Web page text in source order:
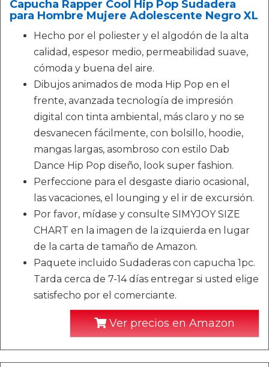
Capucha Rapper Cool Hip Pop Sudadera
para Hombre Mujere Adolescente Negro XL
Hecho por el poliester y el algodón de la alta
calidad, espesor medio, permeabilidad suave,
cómoda y buena del aire.
Dibujos animados de moda Hip Pop en el
frente, avanzada tecnología de impresión
digital con tinta ambiental, más claro y no se
desvanecen fácilmente, con bolsillo, hoodie,
mangas largas, asombroso con estilo Dab
Dance Hip Pop diseño, look super fashion.
Perfeccione para el desgaste diario ocasional,
las vacaciones, el lounging y el ir de excursión.
Por favor, mídase y consulte SIMYJOY SIZE
CHART en la imagen de la izquierda en lugar
de la carta de tamaño de Amazon.
Paquete incluido Sudaderas con capucha 1pc.
Tarda cerca de 7-14 días entregar si usted elige
satisfecho por el comerciante.
Ver precios en Amazon